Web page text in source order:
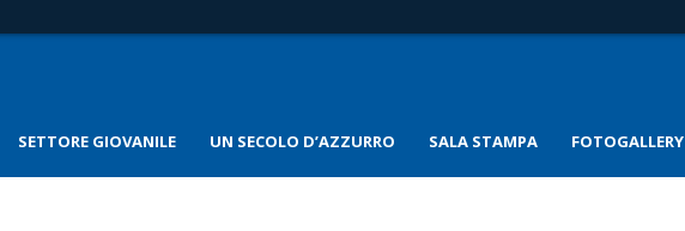
SETTORE GIOVANILE UN SECOLO D’AZZURRO SALA STAMPA FOTOGALLERY